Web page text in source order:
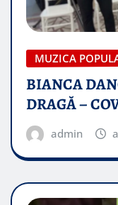
MUZICA
BIANCA
DRAGĂ –
admin